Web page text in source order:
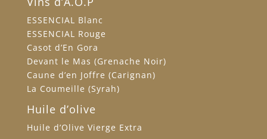
ESSENCIAL Blanc
ESSENCIAL Rouge
Casot d’En Gora
Devant le Mas (Grenache Noir)
Caune d’en Joffre (Carignan)
La Coumeille (Syrah)
Huile d’olive
Huile d’Olive Vierge Extra